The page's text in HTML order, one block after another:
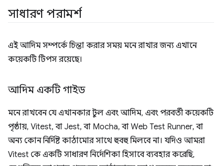
সাধারণ পরামর্শ
এই আদিম সম্পর্কে চিন্তা করার সময় মনে রাখার জন্য এখানে
কয়েকটি টিপস রয়েছে।
আদিম একটি গাইড
মনে রাখবেন যে এখানকার টুল এবং আদিম, এবং পরবর্তী কয়েকটি
পৃষ্ঠায়, Vitest, বা Jest, বা Mocha, বা Web Test Runner, বা
অন্য কোন নির্দিষ্ট কাঠামোর সাথে হুবহু মিলবে না। যদিও আমরা
Vitest কে একটি সাধারণ নির্দেশিকা হিসাবে ব্যবহার করেছি,